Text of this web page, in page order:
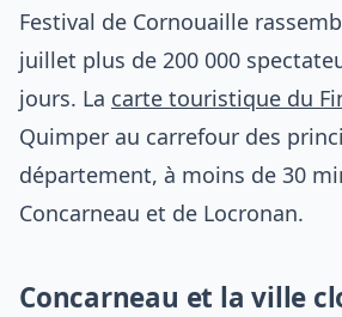
Festival de Cornouaille
juillet plus de 200 000
jours. La carte touristique du
Quimper au carrefour des
département, à moins de 30
Concarneau et de Locronan.
Concarneau et la ville